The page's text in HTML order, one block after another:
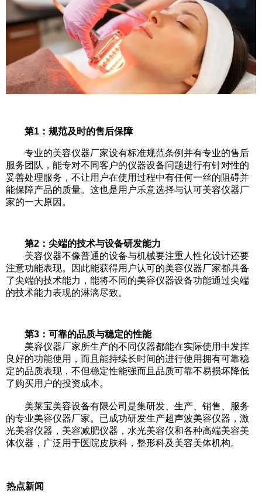
第1：规范及时的售后保障
专业的美容仪器厂家设有标准规范条例并有专业的售后
服务团队，能专对不同客户的仪器设备问题进行有针对性的
妥善处理服务，不让用户在使用过程中有任何一丝的阻碍并
能保障产品的质量。这也是用户乐意选择与认可美容仪器厂
家的一大原因。
第2：尖端的技术与设备研发能力
美容仪器不像普通的设备与机械要注重人性化设计还要
注意功能表现。因此能获得用户认可的美容仪器厂家都具备
了尖端的技术能力，能将不同的美容仪器设备功能通过尖端
的技术能力表现的淋漓尽致。
第3：可靠的品质与稳定的性能
美容仪器厂家所生产的不同仪器都能在实际使用中发挥
良好的功能使用，而且能持续长时间的进行使用拥有可靠稳
定的品质表现，不但稳定性能强而且品质可靠不易损坏降低
了购买用户的投资成本。
美莱宝美容设备有限公司是集研发、生产、销售、服务
的专业美容仪器厂家。已成功研发生产超声波美容仪器，激
光美容仪器，美容减肥仪器，水光美容仪和各种高端美容美
体仪器，广泛用于医院皮肤科，整形科及美容美体机构。
热点新闻